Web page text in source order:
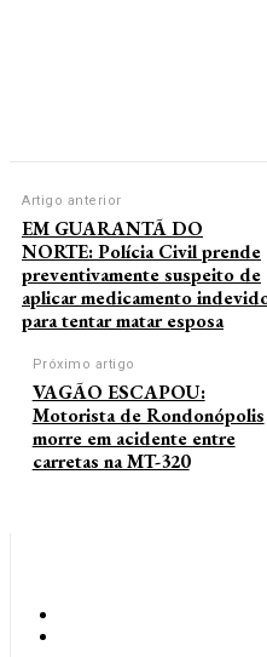
Artigo anterior
EM GUARANTÃ DO
NORTE: Polícia Civil prende
preventivamente suspeito de
aplicar medicamento
para tentar matar esposa
Próximo artigo
VAGÃO ESCAPOU:
Motorista de Rondonópolis
morre em acidente entre
carretas na MT-320